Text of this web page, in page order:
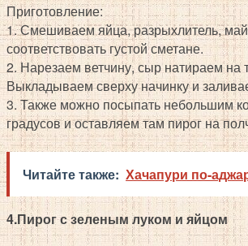
Приготовление:
1. Смешиваем яйца, разрыхлитель,
соответствовать густой сметане.
2. Нарезаем ветчину, сыр натираем
Выкладываем сверху начинку и
3. Также можно посыпать небольшим
градусов и оставляем там пирог на
Читайте также: Хачапури по-
4.Пирог с зеленым луком и яйцом